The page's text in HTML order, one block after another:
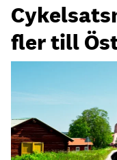
fler till